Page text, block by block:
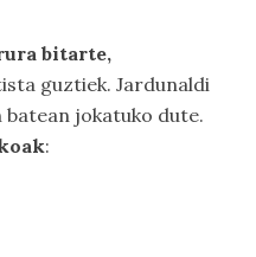
bitarte,
guztiek. Jardunaldi
batean jokatuko dute.
: